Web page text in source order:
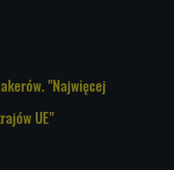
"Najwięcej
UE"